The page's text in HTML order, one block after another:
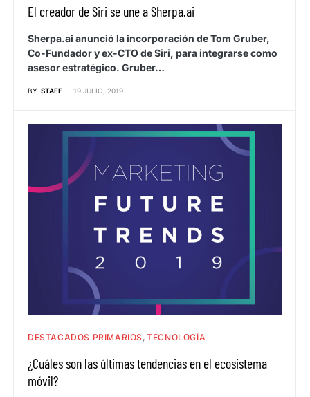
El creador de Siri se une a Sherpa.ai
Sherpa.ai anunció la incorporación de Tom Gruber,
Co-Fundador y ex-CTO de Siri, para integrarse como
asesor estratégico. Gruber…
BY STAFF 19 JULIO, 2019
DESTACADOS PRIMARIOS TECNOLOGÍA
¿Cuáles son las últimas tendencias en el ecosistema
móvil?